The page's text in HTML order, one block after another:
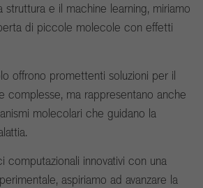
struttura e il machine learning, miriamo
di piccole molecole con effetti
offrono promettenti soluzioni per il
complesse, ma rappresentano anche
molecolari che guidano la
computazionali innovativi con una
aspiriamo ad avanzare la